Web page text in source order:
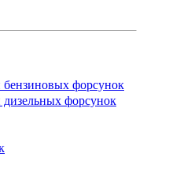
форсунок
форсунок